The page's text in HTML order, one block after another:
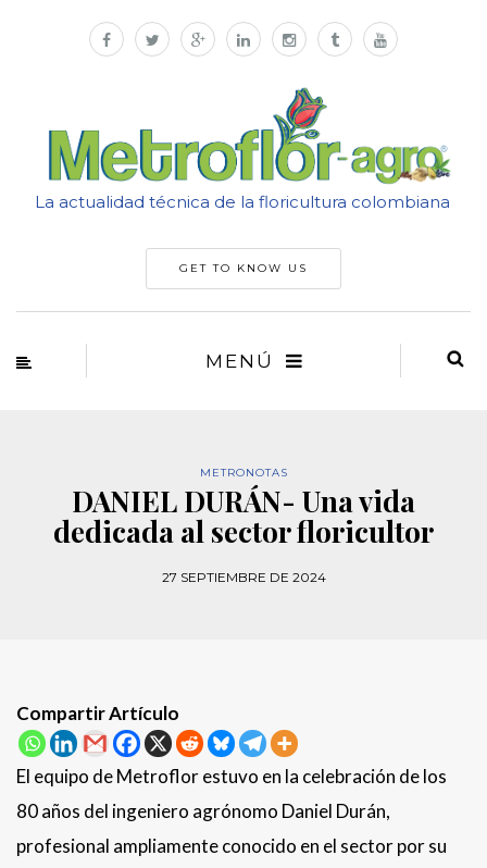
La actualidad técnica de la floricultura colombiana
GET TO KNOW US
MENÚ
METRONOTAS
DANIEL DURÁN- Una vida
dedicada al sector floricultor
27 SEPTIEMBRE DE 2024
Compartir Artículo
El equipo de Metroflor estuvo en la celebración de los
80 años del ingeniero agrónomo Daniel Durán,
profesional ampliamente conocido en el sector por su